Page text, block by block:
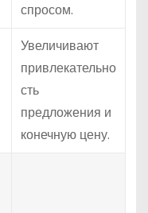
спросом.
Увеличивают
привлекательно
сть
предложения и
конечную цену.